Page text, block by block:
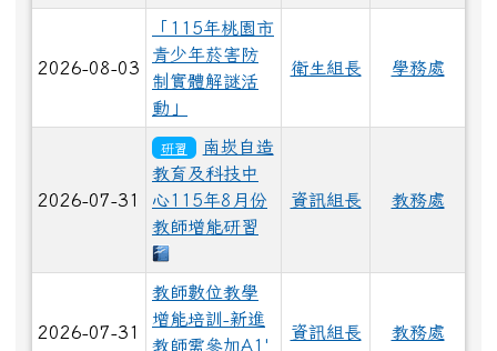
2026-08-03
「115年桃園市
青少年菸害防
制實體解謎活
動」
衛生組長 學務處
2026-07-31
研習
南崁自造
教育及科技中
心115年8月份
教師增能研習
資訊組長 教務處
2026-07-31
教師數位教學
增能培訓-新進
教師需參加A1'
資訊組長 教務處